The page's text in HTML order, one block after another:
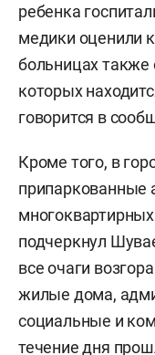
ребенка
медики оценили
больницах также
которых
говорится в
Кроме того, в
припаркованные
подчеркнул
все очаги
жилые дома,
социальные и
течение дня